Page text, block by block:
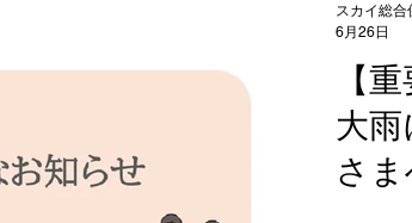
【
大
さ
スカイ総合
6月26日